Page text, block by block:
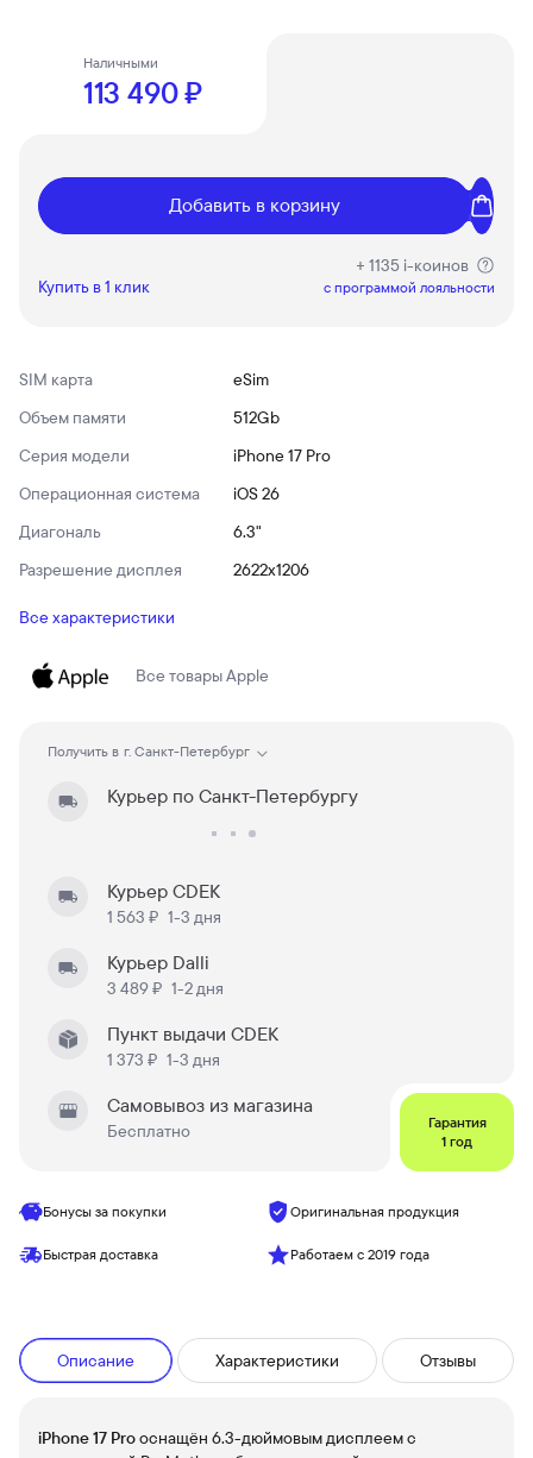
Наличными
113 490 ₽
Добавить в корзину
Купить в 1 клик
+ 1135 i-коинов
c программой лояльности
SIM карта
eSim
Объем памяти
512Gb
Серия модели
iPhone 17 Pro
Операционная система
iOS 26
Диагональ
6.3"
Разрешение дисплея
2622x1206
Все характеристики
Все товарыApple
Получить в г. Санкт-Петербург
Курьер по Санкт-Петербургу
Курьер CDEK
1 563 ₽ 1-3 дня
Курьер Dalli
3 489 ₽ 1-2 дня
Пункт выдачи CDEK
1 373 ₽ 1-3 дня
Самовывоз из магазина
Бесплатно
Гарантия
1 год
Бонусы за покупки Оригинальная продукция
Быстрая доставка Работаем с 2019 года
Описание Характеристики Отзывы
iPhone 17 Proоснащён 6.3-дюймовым дисплеем с